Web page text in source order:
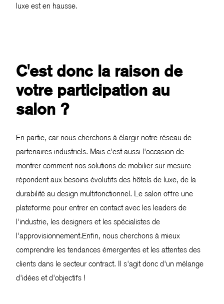
luxe est en hausse.
C'est donc la raison de
votre participation au
salon ?
En partie, car nous cherchons à élargir notre réseau de
partenaires industriels. Mais c'est aussi l'occasion de
montrer comment nos solutions de mobilier sur mesure
répondent aux besoins évolutifs des hôtels de luxe, de la
durabilité au design multifonctionnel. Le salon offre une
plateforme pour entrer en contact avec les leaders de
l'industrie, les designers et les spécialistes de
l'approvisionnement.Enfin, nous cherchons à mieux
comprendre les tendances émergentes et les attentes des
clients dans le secteur contract. Il s'agit donc d'un mélange
d'idées et d'objectifs !